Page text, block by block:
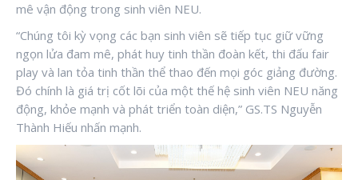
mê vận động trong sinh viên NEU.
“Chúng tôi kỳ vọng các bạn sinh viên sẽ tiếp tục giữ vững
ngọn lửa đam mê, phát huy tinh thần đoàn kết, thi đấu fair
play và lan tỏa tinh thần thể thao đến mọi góc giảng đường.
Đó chính là giá trị cốt lõi của một thế hệ sinh viên NEU năng
động, khỏe mạnh và phát triển toàn diện,” GS.TS Nguyễn
Thành Hiếu nhấn mạnh.